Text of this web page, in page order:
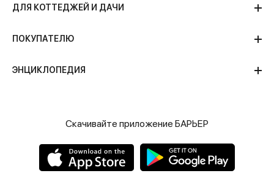
ДЛЯ КОТТЕДЖЕЙ И ДАЧИ
ПОКУПАТЕЛЮ
ЭНЦИКЛОПЕДИЯ
Скачивайте приложение БАРЬЕР